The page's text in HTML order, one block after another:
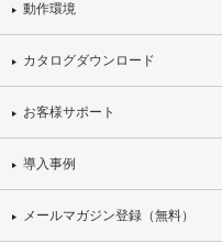
動作環境
カタログダウンロード
お客様サポート
導入事例
メールマガジン登録（無料）